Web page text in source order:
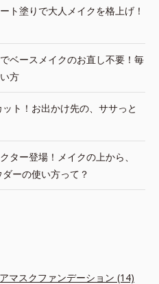
ト塗りで大人メイクを格上げ！
ベースメイクのお直し不要！毎
方
ット！お出かけ先の、ササっと
ター登場！メイクの上から、
ーの使い方って？
マスクファンデーション (14)